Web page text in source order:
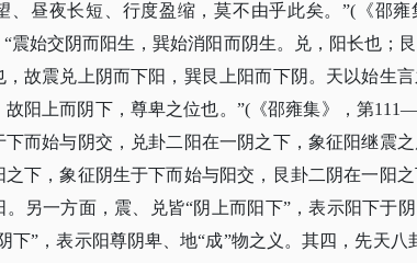
、昼夜长短、行度盈缩，莫不由乎此矣。”(《邵
震始交阴而阳生，巽始消阳而阴生。兑，阳长也；
故震兑上阴而下阳，巽艮上阳而下阴。天以始生
故阳上而阴下，尊卑之位也。”(《邵雍集》，第
下而始与阴交，兑卦二阳在一阴之下，象征阳继震
下，象征阴生于下而始与阳交，艮卦二阴在一阳
另一方面，震、兑皆“阴上而阳下”，表示阳下于
下”，表示阳尊阴卑、地“成”物之义。其四，先天八